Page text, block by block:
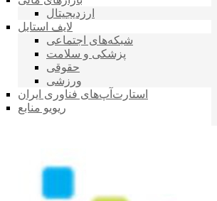
ارزدیجیتال
لایف استایل
شبکه‌های اجتماعی
پزشکی و سلامت
حقوقی
ورزشی
استارت‌آپ‌های فناوری ایران
ریویو منابع